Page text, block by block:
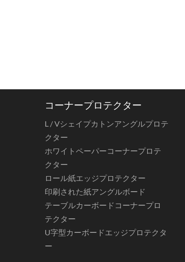
コーナープロテクター
L / Vシェイプカトンアングルプロテ
クター
ホワイトペーパーコーナープロテ
クター
ロール紙エッジプロテクター
印刷された紙アングルボード
テーブルカーボードコーナープロ
テクター
U字型カーボードエッジプロテクタ
ー